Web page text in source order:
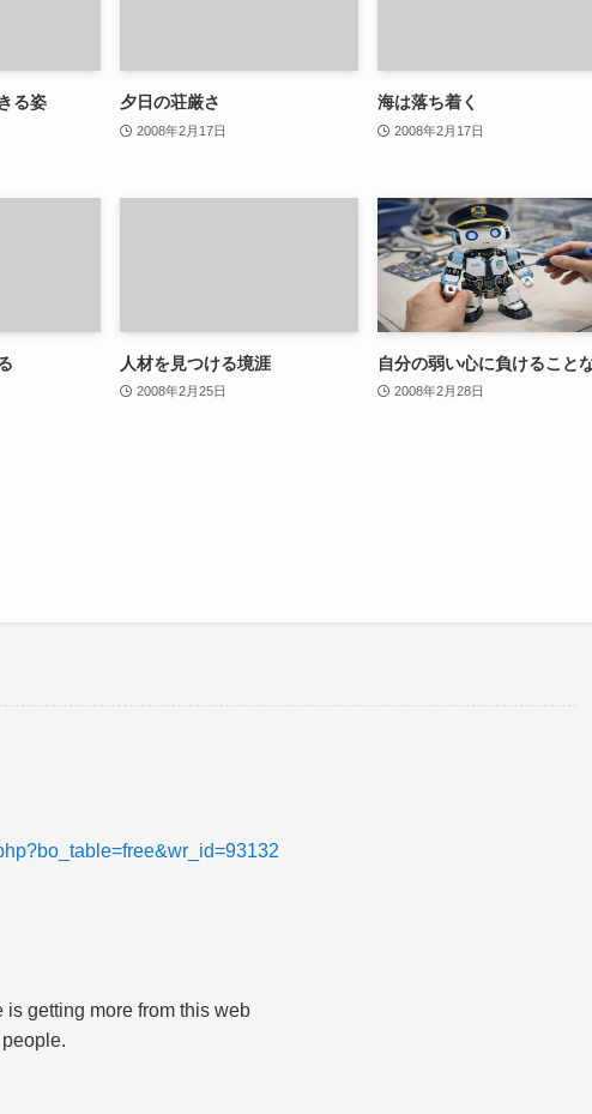
る姿 夕日の荘厳さ
2008年2月17日
海は落ち着く
2008年2月17日
人材を見つける境涯
2008年2月25日
自分の弱い心に負けること
2008年2月28日
getting more from this web